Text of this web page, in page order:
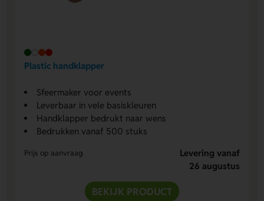
Plastic handklapper
Sfeermaker voor events
Leverbaar in vele basiskleuren
Handklapper bedrukt naar wens
Bedrukken vanaf 500 stuks
Prijs op aanvraag
Levering vanaf
26 augustus
BEKIJK PRODUCT